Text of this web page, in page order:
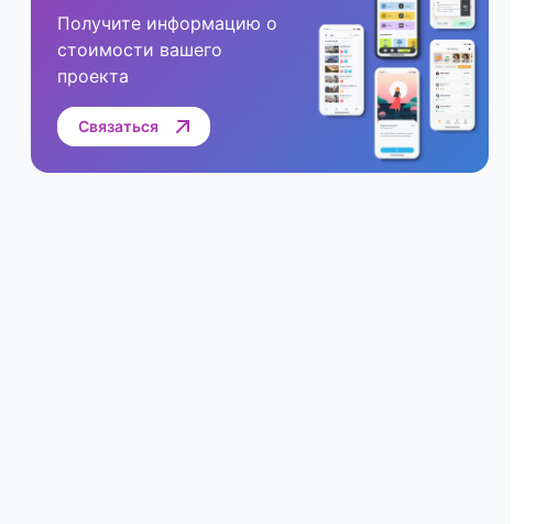
Получите информацию о
стоимости вашего
проекта
Связаться